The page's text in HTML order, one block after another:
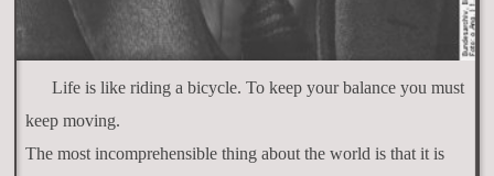
Life is like riding a bicycle. To keep your balance you must
keep moving.
The most incomprehensible thing about the world is that it is